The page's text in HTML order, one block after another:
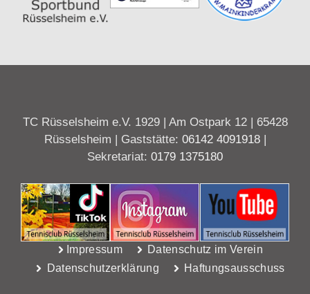
TC Rüsselsheim e.V. 1929 | Am Ostpark 12 | 65428
Rüsselsheim | Gaststätte: 06142 4091918|
Sekretariat: 0179 1375180
Impressum
Datenschutz im Verein
Datenschutzerklärung
Haftungsausschuss